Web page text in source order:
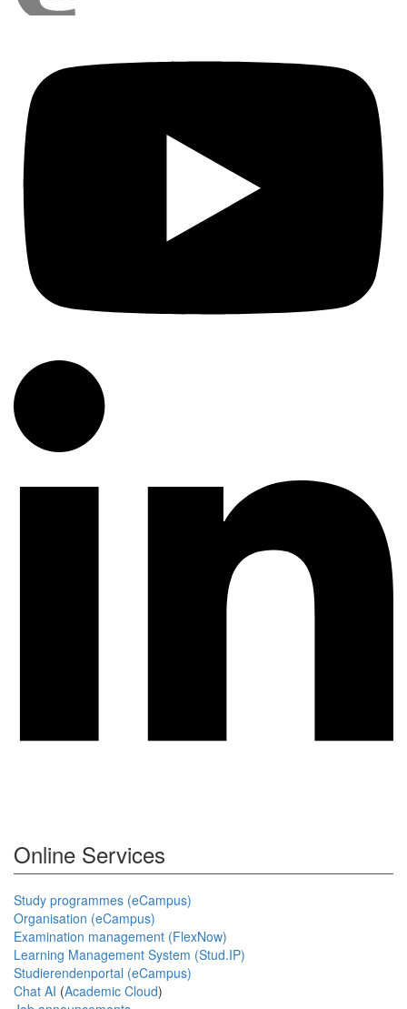
Online Services
Study programmes (eCampus)
Organisation (eCampus)
Examination management (FlexNow)
Learning Management System (Stud.IP)
Studierendenportal (eCampus)
Chat AI (Academic Cloud)